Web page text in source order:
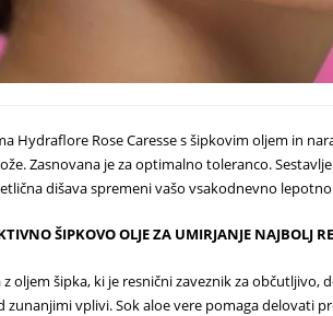
Hydraflore Rose Caresse s šipkovim oljem in
Zasnovana je za optimalno toleranco.
dišava spremeni vašo vsakodnevno
ŠIPKOVO OLJE ZA UMIRJANJE NAJBOLJ
oljem šipka, ki je resnični zaveznik za
zunanjimi vplivi. Sok aloe vere pomaga delovati